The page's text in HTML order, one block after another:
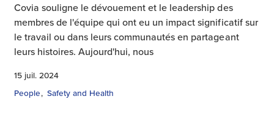
Covia souligne le dévouement et le leadership des
membres de l'équipe qui ont eu un impact significatif sur
le travail ou dans leurs communautés en partageant
leurs histoires. Aujourd'hui, nous
15 juil. 2024
People
Safety and Health